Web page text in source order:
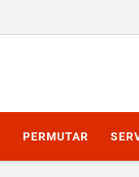
PERMUTAR